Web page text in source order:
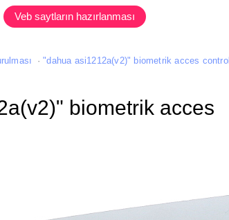
Veb saytların hazırlanması
"dahua asi1212a(v2)" biometrik acces control
biometrik acces